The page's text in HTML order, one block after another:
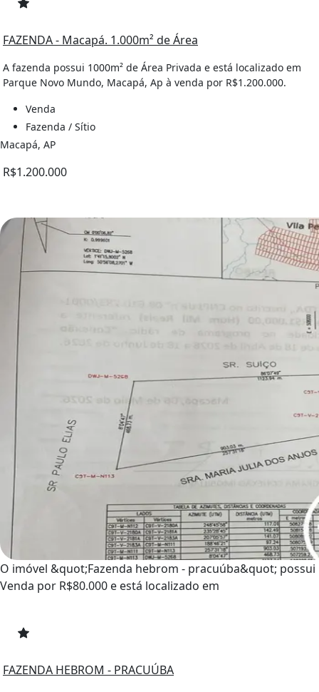
FAZENDA - Macapá. 1.000m² de Área
A fazenda possui 1000m² de Área Privada e está localizado em
Parque Novo Mundo, Macapá, Ap à venda por R$1.200.000.
Venda
Fazenda / Sítio
Macapá, AP
R$1.200.000
O imóvel &quot;Fazenda hebrom - pracuúba&quot; possui
Venda por R$80.000 e está localizado em
FAZENDA HEBROM - PRACUÚBA